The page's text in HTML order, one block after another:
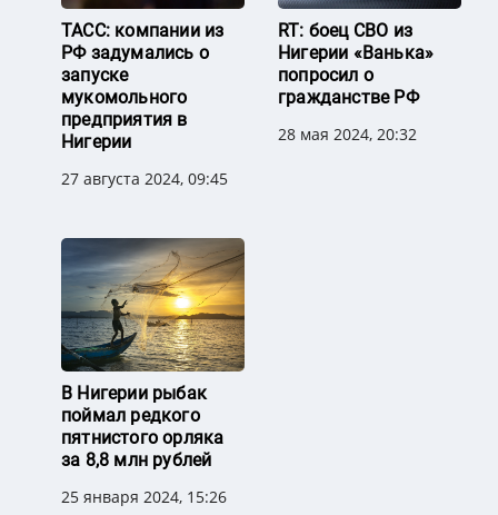
ТАСС: компании из
РФ задумались о
запуске
мукомольного
предприятия в
Нигерии
27 августа 2024, 09:45
RT: боец СВО из
Нигерии «‎Ванька»
попросил о
гражданстве РФ
28 мая 2024, 20:32
В Нигерии рыбак
поймал редкого
пятнистого орляка
за 8,8 млн рублей
25 января 2024, 15:26